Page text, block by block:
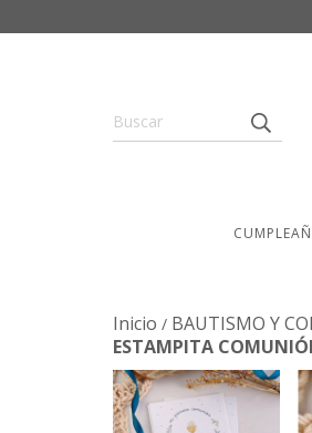
Inicio / BAUTISMO Y
ESTAMPITA